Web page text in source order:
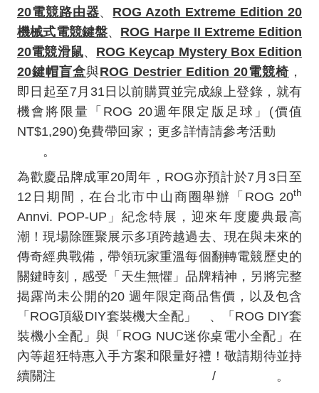
20電競路由器、 ROG Azoth Extreme Edition 20
機械式電競鍵盤、 ROG Harpe II Extreme Edition
20電競滑鼠、 ROG Keycap Mystery Box Edition
20鍵帽盲盒與ROG Destrier Edition 20電競椅 ，
即日起至7 月 31 日以前購買並完成線上登錄，就有
機會將限量「 ROG 20週年限定版足球」 (價值
NT$1,290)免費帶回家；更多詳情請參考活動
。
為歡慶品牌成軍20周年， ROG亦預計於7 月 3日至
12 日期間，在台北市中山商圈舉辦「 ROG 20th
Annvi. POP-UP 」紀念特展，迎來年度慶典最高
潮！現場除匯聚展示多項跨越過去、現在與未來的
傳奇經典戰備，帶領玩家重溫每個翻轉電競歷史的
關鍵時刻，感受「天生無懼」品牌精神，另將完整
揭露尚未公開的20 週年限定商品售價，以及包含
「 ROG頂級DIY套裝機大全配」 、「 ROG DIY套
裝機小全配」與「 ROG NUC迷你桌電小全配」在
內等超狂特惠入手方案和限量好禮！敬請期待並持
續關注
/
。